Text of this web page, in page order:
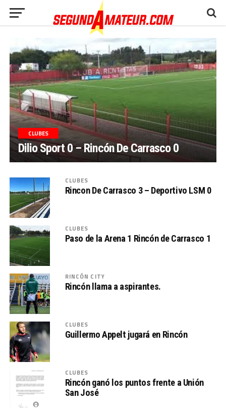
CLUBES
Dilio Sport 0 – Rincón De Carrasco 0
CLUBES
Rincon De Carrasco 3 – Deportivo LSM 0
CLUBES
Paso de la Arena 1 Rincón de Carrasco 1
RINCÓN CITY
Rincón llama a aspirantes.
CLUBES
Guillermo Appelt jugará en Rincón
CLUBES
Rincón ganó los puntos frente a Unión
San José